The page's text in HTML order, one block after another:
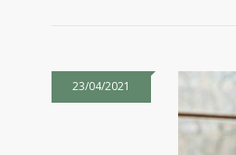
23/04/2021